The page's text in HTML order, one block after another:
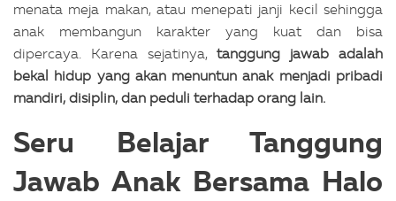
menata meja makan, atau menepati janji kecil sehingga
anak membangun karakter yang kuat dan bisa
dipercaya. Karena sejatinya,tanggung jawab adalah
bekal hidup yang akan menuntun anak menjadi pribadi
mandiri, disiplin, dan peduli terhadap orang lain.
Seru Belajar Tanggung
Jawab Anak Bersama Halo